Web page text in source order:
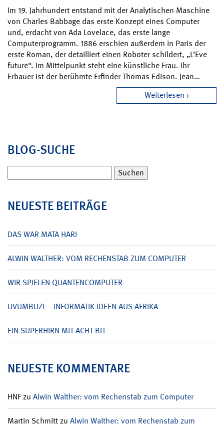
Im 19. Jahrhundert entstand mit der Analytischen Maschine
von Charles Babbage das erste Konzept eines Computer
und, erdacht von Ada Lovelace, das erste lange
Computerprogramm. 1886 erschien außerdem in Paris der
erste Roman, der detailliert einen Roboter schildert, „L’Eve
future“. Im Mittelpunkt steht eine künstliche Frau. Ihr
Erbauer ist der berühmte Erfinder Thomas Edison. Jean…
Weiterlesen
BLOG-SUCHE
nach:
NEUESTE BEITRÄGE
DAS WAR MATA HARI
ALWIN WALTHER: VOM RECHENSTAB ZUM COMPUTER
WIR SPIELEN QUANTENCOMPUTER
UVUMBUZI – INFORMATIK-IDEEN AUS AFRIKA
EIN SUPERHIRN MIT ACHT BIT
NEUESTE KOMMENTARE
HNFzu Alwin Walther: vom Rechenstab zum Computer
Martin Schmittzu Alwin Walther: vom Rechenstab zum